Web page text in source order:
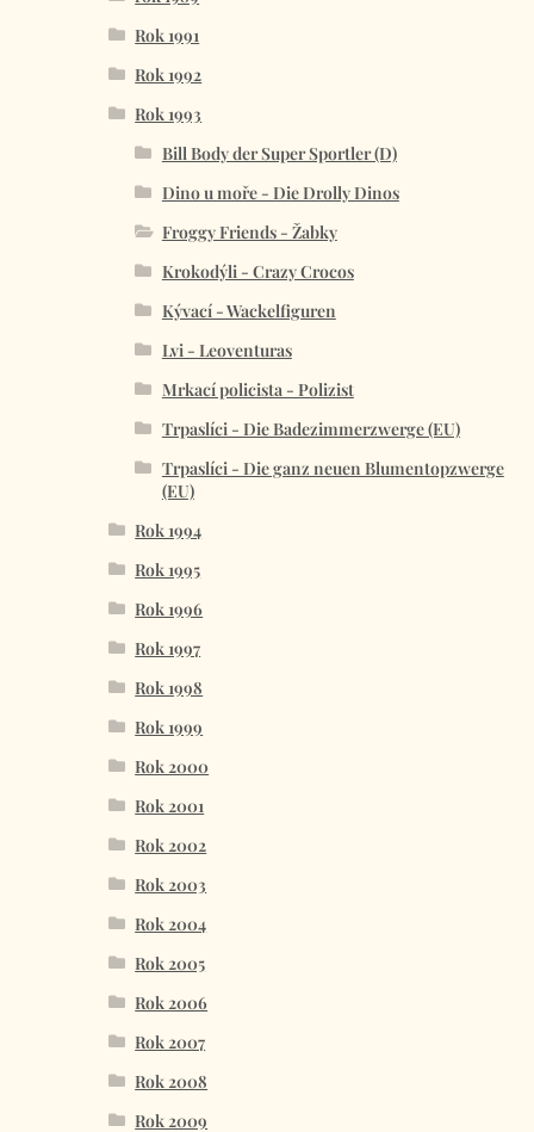
Rok 1991
Rok 1992
Rok 1993
Bill Body der Super Sportler (D)
Dino u moře - Die Drolly Dinos
Froggy Friends - Žabky
Krokodýli - Crazy Crocos
Kývací - Wackelfiguren
Lvi - Leoventuras
Mrkací policista - Polizist
Trpaslíci - Die Badezimmerzwerge (EU)
Trpaslíci - Die ganz neuen Blumentopzwerge
(EU)
Rok 1994
Rok 1995
Rok 1996
Rok 1997
Rok 1998
Rok 1999
Rok 2000
Rok 2001
Rok 2002
Rok 2003
Rok 2004
Rok 2005
Rok 2006
Rok 2007
Rok 2008
Rok 2009